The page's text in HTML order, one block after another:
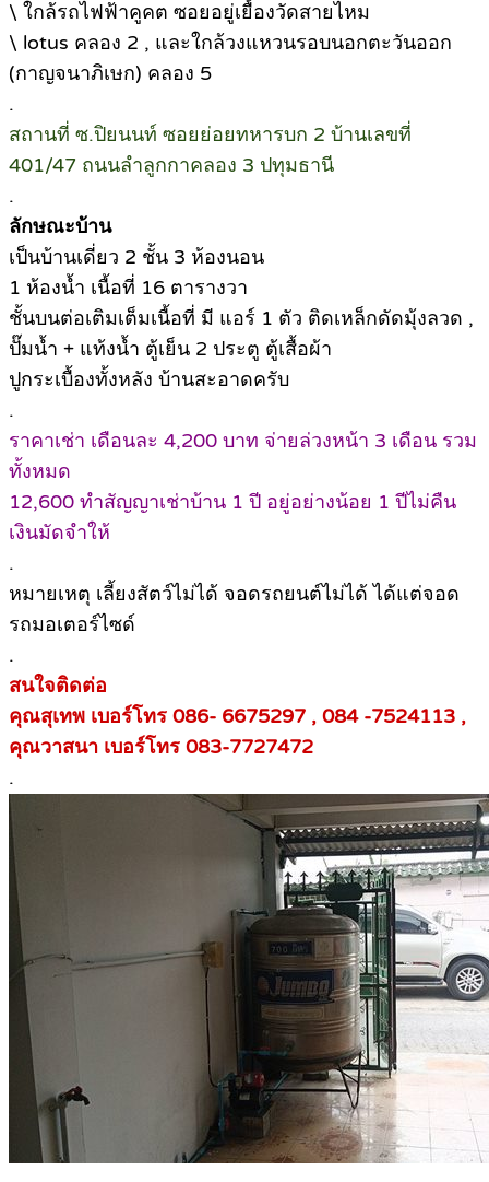
\ ใกล้รถไฟฟ้าคูคต ซอยอยู่เยื้องวัดสายไหม
\ lotus คลอง 2 , และใกล้วงแหวนรอบนอกตะวันออก
(กาญจนาภิเษก) คลอง 5
.
สถานที่ ซ.ปิยนนท์ ซอยย่อยทหารบก 2 บ้านเลขที่
401/47 ถนนลำลูกกาคลอง 3 ปทุมธานี
.
ลักษณะบ้าน
เป็นบ้านเดี่ยว 2 ชั้น 3 ห้องนอน
1 ห้องน้ำ เนื้อที่ 16 ตารางวา
ชั้นบนต่อเติมเต็มเนื้อที่ มี แอร์ 1 ตัว ติดเหล็กดัดมุ้งลวด ,
ปั๊มน้ำ + แท้งน้ำ ตู้เย็น 2 ประตู ตู้เสื้อผ้า
ปูกระเบื้องทั้งหลัง บ้านสะอาดครับ
.
ราคาเช่า เดือนละ 4,200 บาท จ่ายล่วงหน้า 3 เดือน รวม
ทั้งหมด
12,600 ทำสัญญาเช่าบ้าน 1 ปี อยู่อย่างน้อย 1 ปีไม่คืน
เงินมัดจำให้
.
หมายเหตุ เลี้ยงสัตว์ไม่ได้ จอดรถยนต์ไม่ได้ ได้แต่จอด
รถมอเตอร์ไซด์
.
สนใจติดต่อ
คุณสุเทพ เบอร์โทร 086- 6675297 , 084 -7524113 ,
คุณวาสนา เบอร์โทร 083-7727472
.